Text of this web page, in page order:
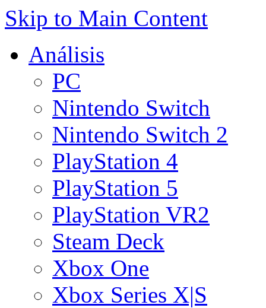
Skip to Main Content
Análisis
PC
Nintendo Switch
Nintendo Switch 2
PlayStation 4
PlayStation 5
PlayStation VR2
Steam Deck
Xbox One
Xbox Series X|S